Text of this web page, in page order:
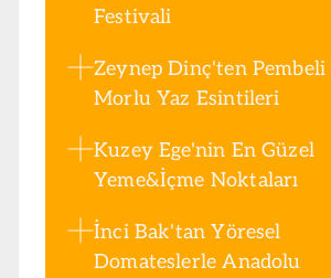
Festivali
Zeynep Dinç'ten Pembeli
Morlu Yaz Esintileri
Kuzey Ege'nin En Güzel
Yeme&İçme Noktaları
İnci Bak'tan Yöresel
Domateslerle Anadolu